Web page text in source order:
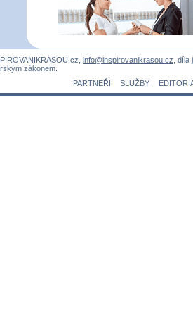
info@inspirovanikrasou.cz ,
zákonem.
PARTNEŘI
SLUŽBY